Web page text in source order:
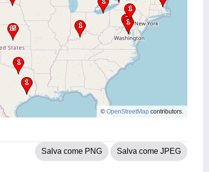
© OpenStreetMap contributors.
Salva come PNG Salva come JPEG